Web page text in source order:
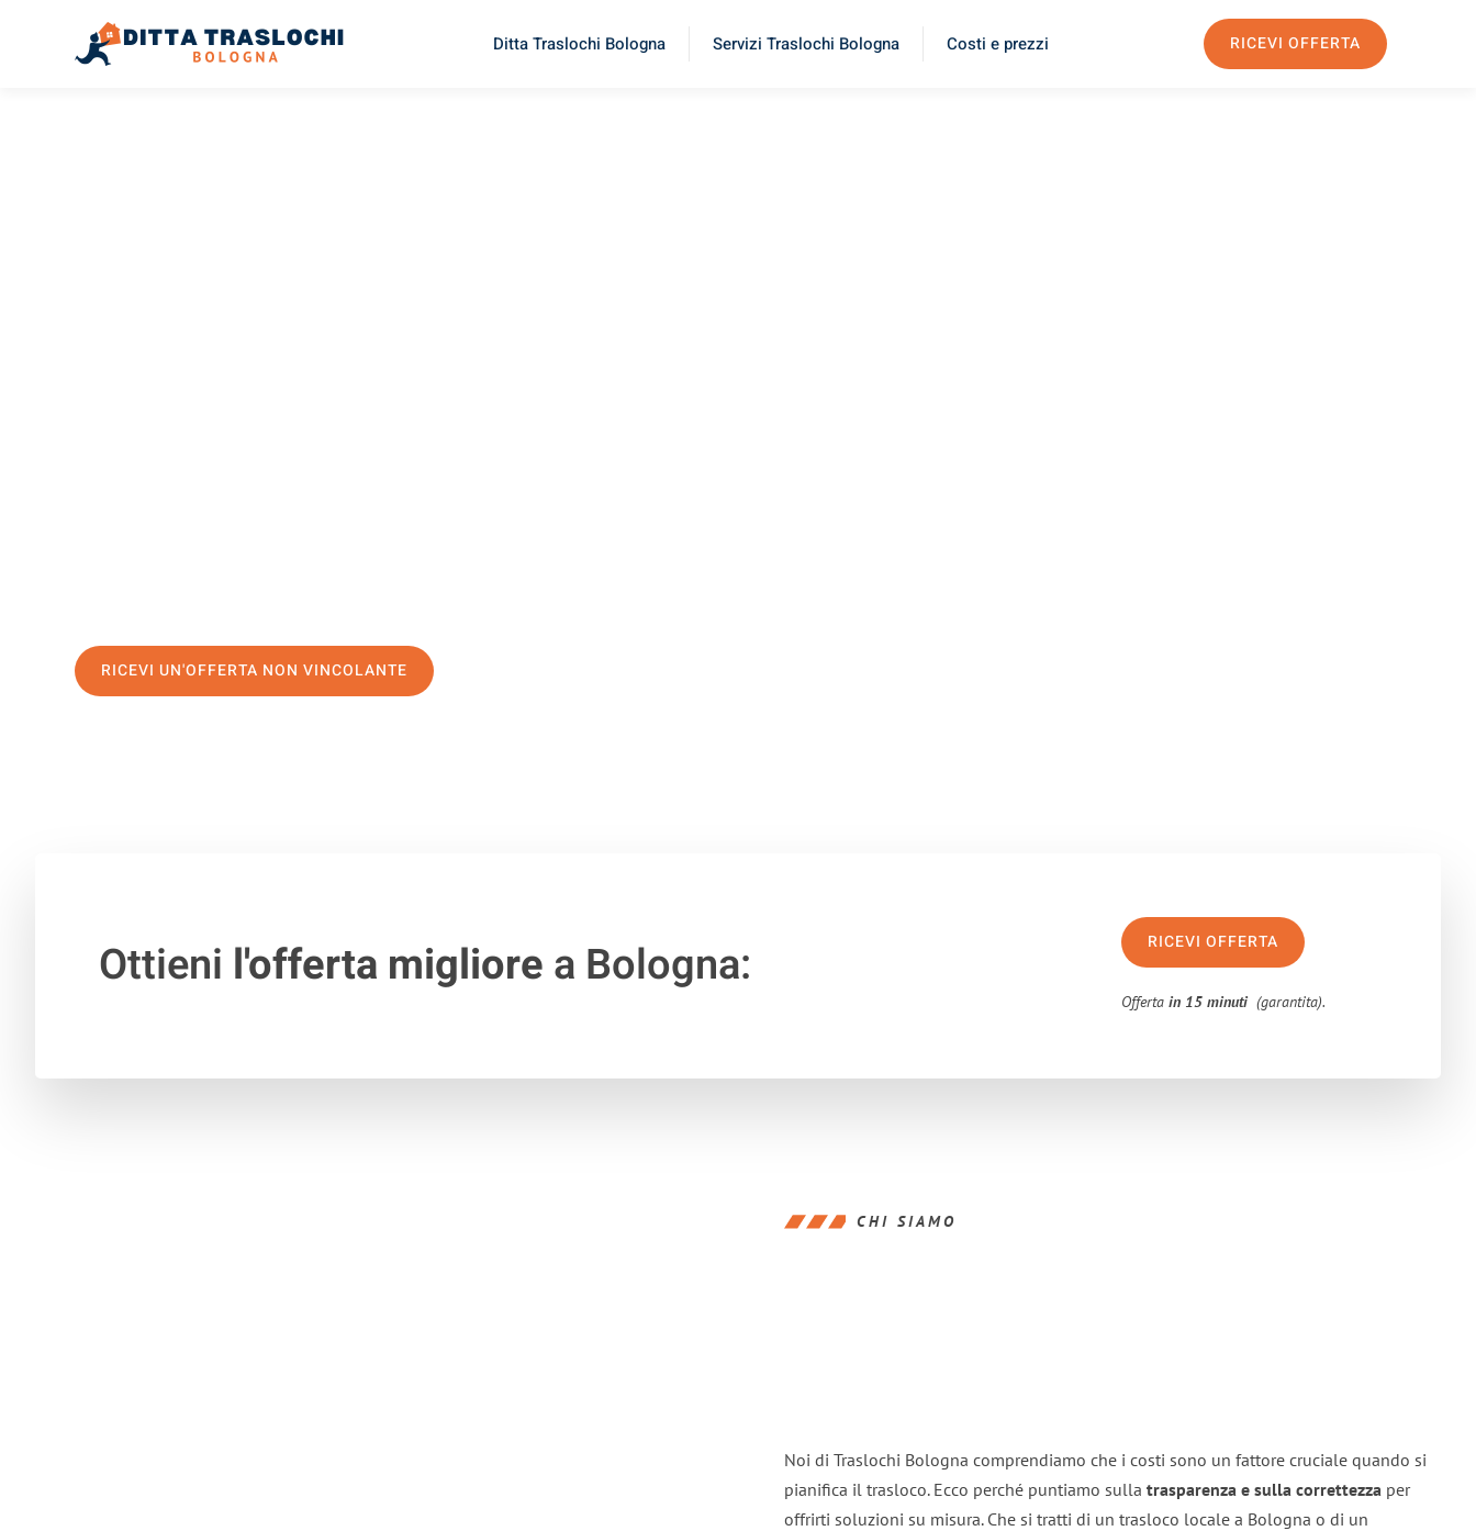
Ditta Traslochi Bologna Servizi Traslochi Bologna Costi e prezzi RICEVI OFFERTA
RICEVI UN'OFFERTA NON VINCOLANTE
Ottieni l'offerta migliorea Bologna: RICEVI OFFERTA
Offertain 15 minuti (garantita).
CHI SIAMO
Noi di Traslochi Bologna comprendiamo che i costi sono un fattore cruciale quando si
pianifica il trasloco. Ecco perché puntiamo sulla trasparenza e sulla correttezza per
offrirti soluzioni su misura. Che si tratti di un trasloco locale a Bologna o di un